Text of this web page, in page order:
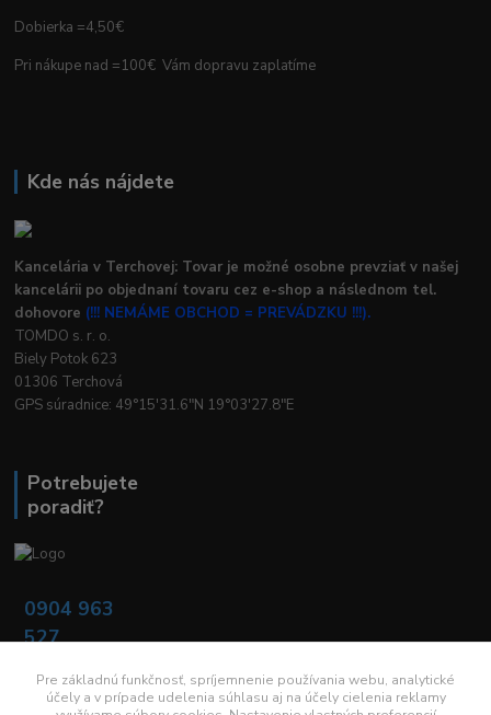
Dobierka =4,50€
Pri nákupe nad =100€ Vám dopravu zaplatíme
Kde nás nájdete
Kancelária v Terchovej: Tovar je možné osobne prevziať v našej
kancelárii po objednaní tovaru cez e-shop a následnom tel.
dohovore (!!! NEMÁME OBCHOD = PREVÁDZKU !!!).
TOMDO s. r. o.
Biely Potok 623
01306 Terchová
GPS súradnice: 49°15'31.6"N 19°03'27.8"E
Potrebujete
poradiť?
0904 963
527
16:00
Pre základnú funkčnosť, spríjemnenie používania webu, analytické
účely a v prípade udelenia súhlasu aj na účely cielenia reklamy